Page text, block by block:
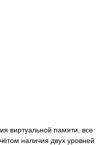
виртуальной памяти, все
наличия двух уровней